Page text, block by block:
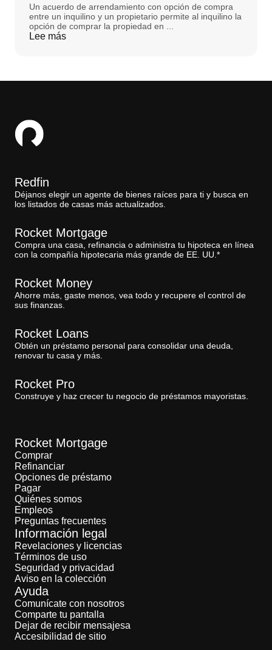
Un acuerdo de arrendamiento con opción de compra
entre un inquilino y un propietario permite al inquilino la
opción de comprar la propiedad en ...
Lee más
Redfin
Déjanos elegir un agente de bienes raíces para ti y busca en
los listados de casas más actualizados.
Rocket Mortgage
Compra una casa, refinancia o administra tu hipoteca en línea
con la compañía hipotecaria más grande de EE. UU.*
Rocket Money
Ahorre más, gaste menos, vea todo y recupere el control de
sus finanzas.
Rocket Loans
Obtén un préstamo personal para consolidar una deuda,
renovar tu casa y más.
Rocket Pro
Construye y haz crecer tu negocio de préstamos mayoristas.
Rocket Mortgage
Comprar
Refinanciar
Opciones de préstamo
Pagar
Quiénes somos
Empleos
Preguntas frecuentes
Información legal
Revelaciones y licencias
Términos de uso
Seguridad y privacidad
Aviso en la colección
Ayuda
Comunícate con nosotros
Comparte tu pantalla
Dejar de recibir mensajesa
Accesibilidad de sitio